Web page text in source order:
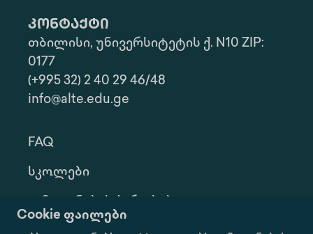
Cookie ფაილები
კონტაქტი
თბილისი, უნივერსიტეტის ქ. N10 ZIP:
0177
(+995 32) 2 40 29 46/48
info@alte.edu.ge
FAQ
Სკოლები
Კონფ. Პოლიტიკა